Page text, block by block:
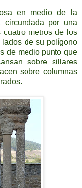
en medio de la
circundada por una
cuatro metros de los
de su polígono
de medio punto que
sobre sillares
sobre columnas